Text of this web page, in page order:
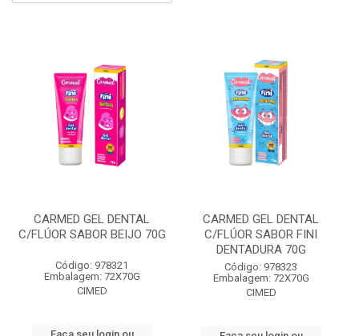
CARMED GEL DENTAL
C/FLÚOR SABOR BEIJO 70G
Código: 978321
Embalagem: 72X70G
CIMED
CARMED GEL DENTAL
C/FLÚOR SABOR FINI
DENTADURA 70G
Código: 978323
Embalagem: 72X70G
CIMED